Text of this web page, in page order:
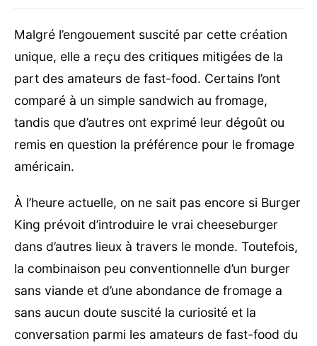
Malgré l’engouement suscité par cette création
unique, elle a reçu des critiques mitigées de la
part des amateurs de fast-food. Certains l’ont
comparé à un simple sandwich au fromage,
tandis que d’autres ont exprimé leur dégoût ou
remis en question la préférence pour le fromage
américain.
À l’heure actuelle, on ne sait pas encore si Burger
King prévoit d’introduire le vrai cheeseburger
dans d’autres lieux à travers le monde. Toutefois,
la combinaison peu conventionnelle d’un burger
sans viande et d’une abondance de fromage a
sans aucun doute suscité la curiosité et la
conversation parmi les amateurs de fast-food du